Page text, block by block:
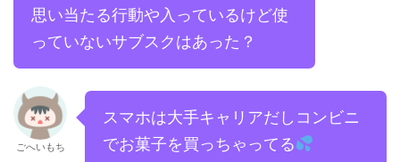
思い当たる行動や入っているけど使
っていないサブスクはあった？
ごへいもち
スマホは大手キャリアだしコンビニ
でお菓子を買っちゃってる